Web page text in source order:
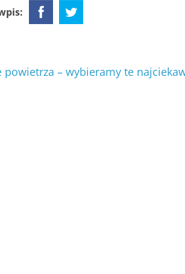
powietrza – wybieramy te